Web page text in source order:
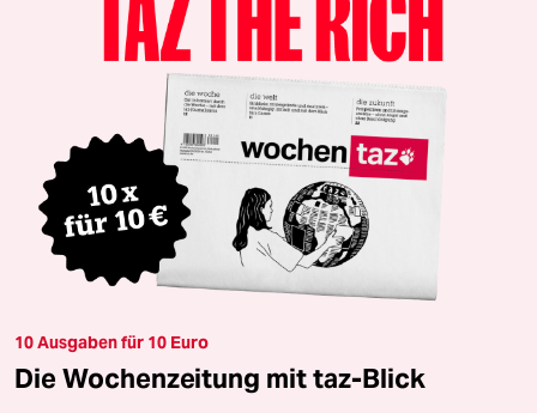
10 Ausgaben für 10 Euro
Die Wochenzeitung mit taz-Blick